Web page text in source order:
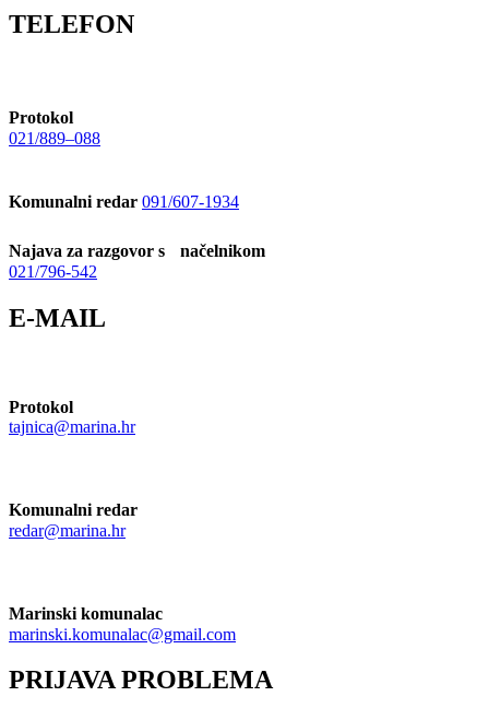
TELEFON
Protokol
021/889–088
Komunalni redar 091/607-1934
Najava za razgovor s načelnikom
021/796-542
E-MAIL
Protokol
tajnica@marina.hr
Komunalni redar
redar@marina.hr
Marinski komunalac
marinski.komunalac@gmail.com
PRIJAVA PROBLEMA